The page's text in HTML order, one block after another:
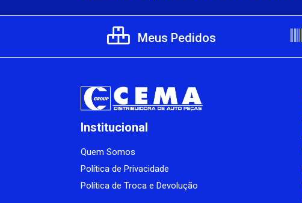
Meus Pedidos
Institucional
Quem Somos
Política de Privacidade
Política de Troca e Devolução